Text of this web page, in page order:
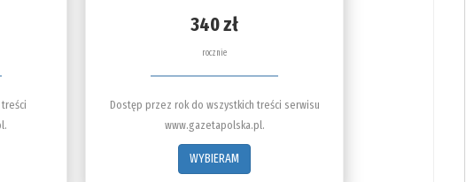
340 zł
rocznie
Dostęp przez rok do wszystkich treści serwisu
www.gazetapolska.pl.
WYBIERAM